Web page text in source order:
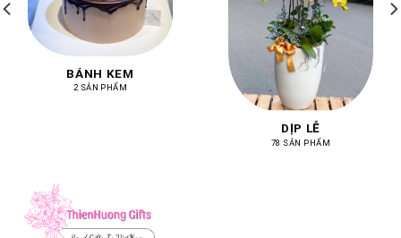
BÁNH KEM
2 SẢN PHẨM
DỊP LỄ
78 SẢN PHẨM